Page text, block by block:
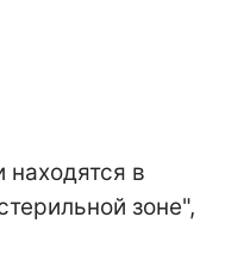
в
зоне",